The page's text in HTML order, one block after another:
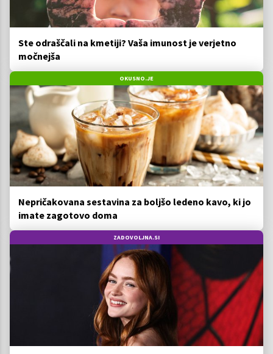
Ste odraščali na kmetiji? Vaša imunost je verjetno
močnejša
OKUSNO.JE
Nepričakovana sestavina za boljšo ledeno kavo, ki jo
imate zagotovo doma
ZADOVOLJNA.SI